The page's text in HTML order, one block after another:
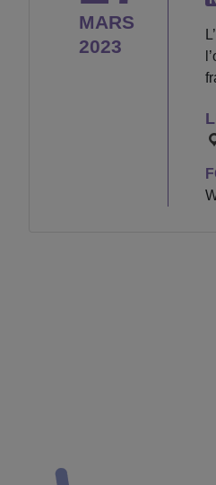
MARS
2023